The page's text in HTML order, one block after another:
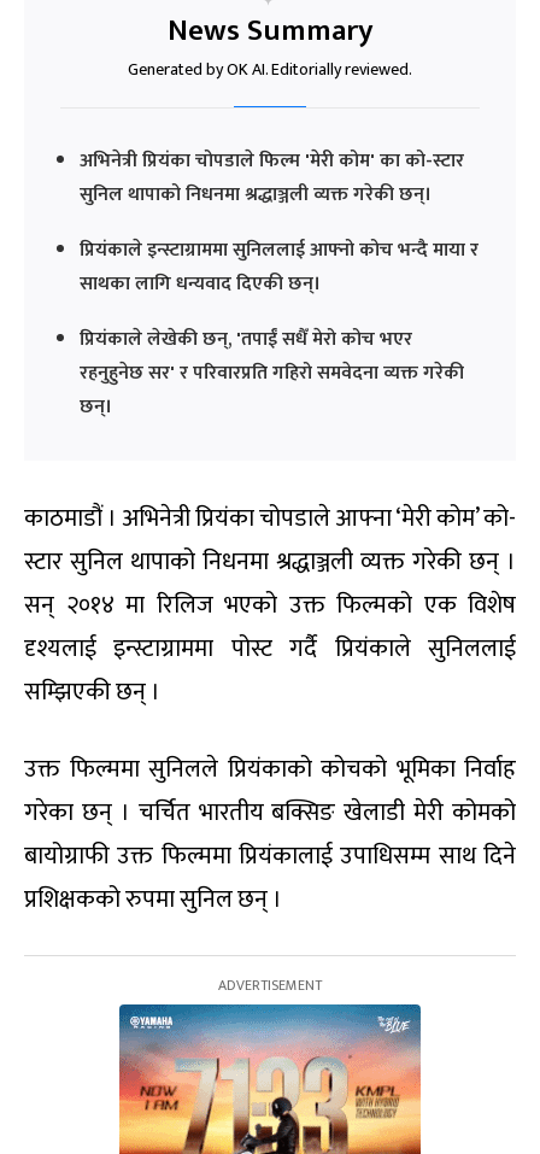
News Summary
Generated by OK AI. Editorially reviewed.
अभिनेत्री प्रियंका चोपडाले फिल्म 'मेरी कोम' का को-स्टार
सुनिल थापाको निधनमा श्रद्धाञ्जली व्यक्त गरेकी छन्।
प्रियंकाले इन्स्टाग्राममा सुनिललाई आफ्नो कोच भन्दै माया र
साथका लागि धन्यवाद दिएकी छन्।
प्रियंकाले लेखेकी छन्, 'तपाईं सधैँ मेरो कोच भएर
रहनुहुनेछ सर' र परिवारप्रति गहिरो समवेदना व्यक्त गरेकी
छन्।
काठमाडौं । अभिनेत्री प्रियंका चोपडाले आफ्ना ‘मेरी कोम’ को-
स्टार सुनिल थापाको निधनमा श्रद्धाञ्जली व्यक्त गरेकी छन् ।
सन् २०१४ मा रिलिज भएको उक्त फिल्मको एक विशेष
दृश्यलाई इन्स्टाग्राममा पोस्ट गर्दै प्रियंकाले सुनिललाई
सम्झिएकी छन् ।
उक्त फिल्ममा सुनिलले प्रियंकाको कोचको भूमिका निर्वाह
गरेका छन् । चर्चित भारतीय बक्सिङ खेलाडी मेरी कोमको
बायोग्राफी उक्त फिल्ममा प्रियंकालाई उपाधिसम्म साथ दिने
प्रशिक्षकको रुपमा सुनिल छन् ।